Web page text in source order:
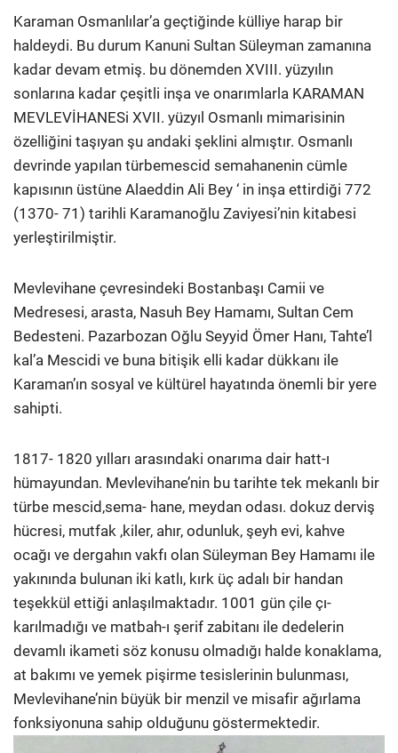
Karaman Osmanlılar’a geçtiğinde külliye harap bir
haldeydi. Bu durum Kanuni Sultan Süleyman zamanına
kadar devam etmiş. bu dönemden XVIII. yüzyılın
sonlarına kadar çeşitli inşa ve onarımlarla KARAMAN
MEVLEVİHANESi XVII. yüzyıl Osmanlı mimarisinin
özelliği­ni taşıyan şu andaki şeklini almıştır. Osmanlı
devrinde yapılan türbemescid semahanenin cümle
kapısının üstüne Alaeddin Ali Bey ‘ in inşa ettirdiği 772
(1370- 71) tarihli Karamanoğlu Zaviyesi’nin kitabesi
yerleştirilmiştir.
Mevlevihane çevresindeki Bostanbaşı Camii ve
Medresesi, arasta, Nasuh Bey Hamamı, Sultan Cem
Bedesteni. Pazarbozan Oğlu Seyyid Ömer Hanı, Tahte’l
kal’a Mescidi ve buna bitişik elli kadar dükkanı ile
Karaman’ın sosyal ve kültürel hayatında önemli bir yere
sahipti.
1817- 1820 yılları arasındaki onarıma dair hatt-ı
hümayundan. Mevlevihane’nin bu tarihte tek mekanlı bir
türbe mescid,sema- hane, meydan odası. dokuz derviş
hücresi, mutfak ,kiler, ahır, odunluk, şeyh evi, kahve
ocağı ve dergahın vakfı olan Süleyman Bey Hamamı ile
yakınında bulunan iki katlı, kırk üç adalı bir handan
teşekkül ettiği anlaşılmaktadır. 1001 gün çile çı­
karılmadığı ve matbah-ı şerif zabitanı ile dedelerin
devamlı ikameti söz konusu olmadığı halde konaklama,
at bakımı ve yemek pişirme tesislerinin bulunması,
Mevlevihane’nin büyük bir menzil ve misafir ağırlama
fonksiyonuna sahip olduğunu göstermektedir.